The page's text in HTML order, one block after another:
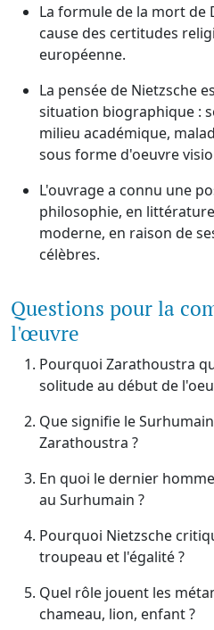
La formule de la mort de
cause des certitudes
européenne.
La pensée de Nietzsche
situation biographique :
milieu académique,
sous forme d'oeuvre
L'ouvrage a connu une
philosophie, en
moderne, en raison de
célèbres.
Questions pour la
l'œuvre
Pourquoi Zarathoustra
solitude au début de
Que signifie le
Zarathoustra ?
En quoi le dernier
au Surhumain ?
Pourquoi Nietzsche
troupeau et l'égalité ?
Quel rôle jouent les
chameau, lion, enfant ?